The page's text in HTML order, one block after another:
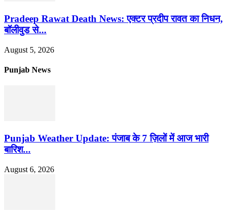
Pradeep Rawat Death News: एक्टर प्रदीप रावत का निधन,
बॉलीवुड से...
August 5, 2026
Punjab News
Punjab Weather Update: पंजाब के 7 ज़िलों में आज भारी
बारिश...
August 6, 2026